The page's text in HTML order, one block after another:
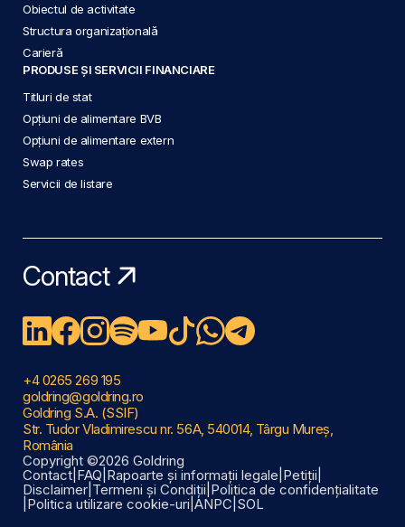
Obiectul de activitate
Structura organizațională
Carieră
PRODUSE ȘI SERVICII FINANCIARE
Titluri de stat
Opțiuni de alimentare BVB
Opțiuni de alimentare extern
Swap rates
Servicii de listare
Contact
+4 0265 269 195
goldring@goldring.ro
Goldring S.A. (SSIF)
Str. Tudor Vladimirescu nr. 56A, 540014, Târgu Mureș,
România
Copyright ©2026 Goldring
Contact FAQ Rapoarte și informații legale Petiții
Disclaimer Termeni și Condiții Politica de confidențialitate
Politica utilizare cookie-uri ANPC SOL